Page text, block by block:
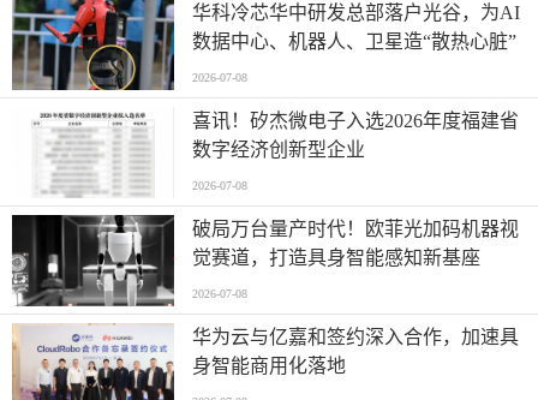
华科冷芯华中研发总部落户光谷，为AI
数据中心、机器人、卫星造“散热心脏”
2026-07-08
喜讯！矽杰微电子入选2026年度福建省
数字经济创新型企业
2026-07-08
破局万台量产时代！欧菲光加码机器视
觉赛道，打造具身智能感知新基座
2026-07-08
华为云与亿嘉和签约深入合作，加速具
身智能商用化落地